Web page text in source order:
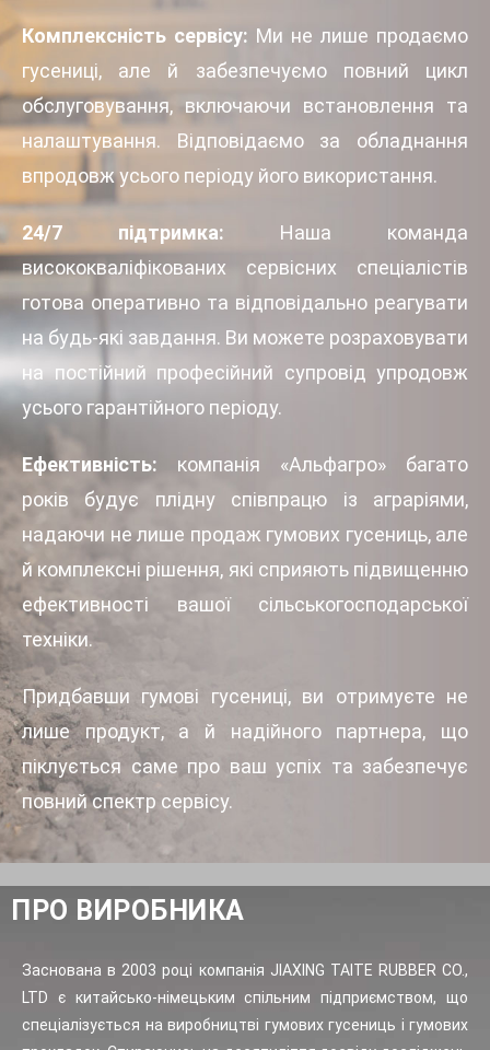
Комплексність сервісу: Ми не лише продаємо
гусениці, але й забезпечуємо повний цикл
обслуговування, включаючи встановлення та
налаштування. Відповідаємо за обладнання
впродовж усього періоду його використання.
24/7 підтримка: Наша команда
висококваліфікованих сервісних спеціалістів
готова оперативно та відповідально реагувати
на будь-які завдання. Ви можете розраховувати
на постійний професійний супровід упродовж
усього гарантійного періоду.
Ефективність: компанія «Альфагро» багато
років будує плідну співпрацю із аграріями,
надаючи не лише продаж гумових гусениць, але
й комплексні рішення, які сприяють підвищенню
ефективності вашої сільськогосподарської
техніки.
Придбавши гумові гусениці, ви отримуєте не
лише продукт, а й надійного партнера, що
піклується саме про ваш успіх та забезпечує
повний спектр сервісу.
ПРО ВИРОБНИКА
Заснована в 2003 році компанія JIAXING TAITE RUBBER CO.,
LTD є китайсько-німецьким спільним підприємством, що
спеціалізується на виробництві гумових гусениць і гумових